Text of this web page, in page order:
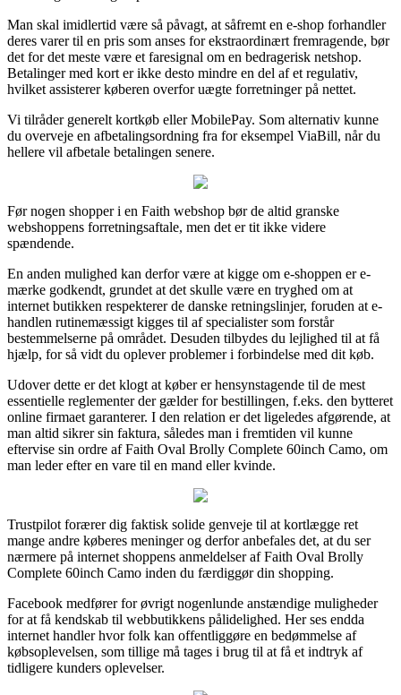
Man skal imidlertid være så påvagt, at såfremt en e-shop forhandler
deres varer til en pris som anses for ekstraordinært fremragende, bør
det for det meste være et faresignal om en bedragerisk netshop.
Betalinger med kort er ikke desto mindre en del af et regulativ,
hvilket assisterer køberen overfor uægte forretninger på nettet.
Vi tilråder generelt kortkøb eller MobilePay. Som alternativ kunne
du overveje en afbetalingsordning fra for eksempel ViaBill, når du
hellere vil afbetale betalingen senere.
Før nogen shopper i en Faith webshop bør de altid granske
webshoppens forretningsaftale, men det er tit ikke videre
spændende.
En anden mulighed kan derfor være at kigge om e-shoppen er e-
mærke godkendt, grundet at det skulle være en tryghed om at
internet butikken respekterer de danske retningslinjer, foruden at e-
handlen rutinemæssigt kigges til af specialister som forstår
bestemmelserne på området. Desuden tilbydes du lejlighed til at få
hjælp, for så vidt du oplever problemer i forbindelse med dit køb.
Udover dette er det klogt at køber er hensynstagende til de mest
essentielle reglementer der gælder for bestillingen, f.eks. den bytteret
online firmaet garanterer. I den relation er det ligeledes afgørende, at
man altid sikrer sin faktura, således man i fremtiden vil kunne
eftervise sin ordre af Faith Oval Brolly Complete 60inch Camo, om
man leder efter en vare til en mand eller kvinde.
Trustpilot forærer dig faktisk solide genveje til at kortlægge ret
mange andre køberes meninger og derfor anbefales det, at du ser
nærmere på internet shoppens anmeldelser af Faith Oval Brolly
Complete 60inch Camo inden du færdiggør din shopping.
Facebook medfører for øvrigt nogenlunde anstændige muligheder
for at få kendskab til webbutikkens pålidelighed. Her ses endda
internet handler hvor folk kan offentliggøre en bedømmelse af
købsoplevelsen, som tillige må tages i brug til at få et indtryk af
tidligere kunders oplevelser.